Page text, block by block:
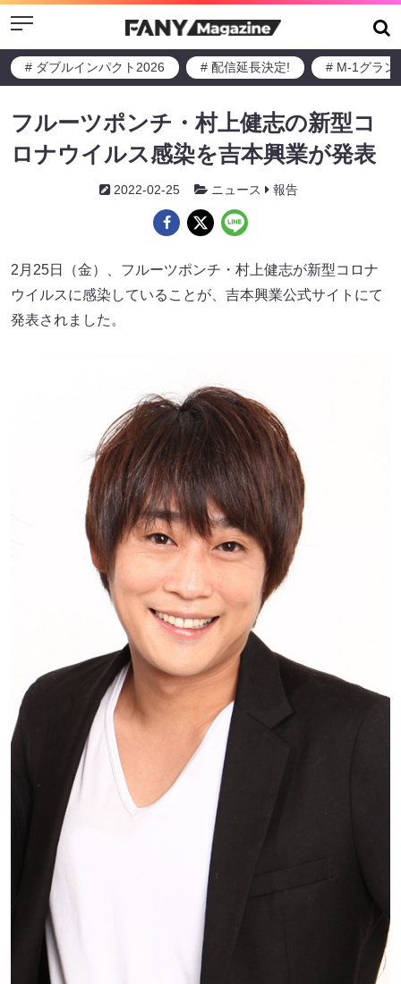
Menu
# ダブルインパクト2026 # 配信延長決定! # M-1グラン
フルーツポンチ・村上健志の新型コ
ロナウイルス感染を吉本興業が発表
2022-02-25 ニュース 報告
2月25日（金）、フルーツポンチ・村上健志が新型コロナ
ウイルスに感染していることが、吉本興業公式サイトにて
発表されました。